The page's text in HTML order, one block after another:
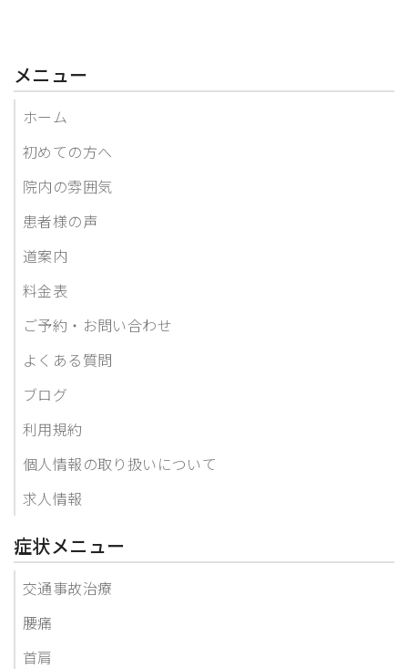
メニュー
ホーム
初めての方へ
院内の雰囲気
患者様の声
道案内
料金表
ご予約・お問い合わせ
よくある質問
ブログ
利用規約
個人情報の取り扱いについて
求人情報
症状メニュー
交通事故治療
腰痛
首肩